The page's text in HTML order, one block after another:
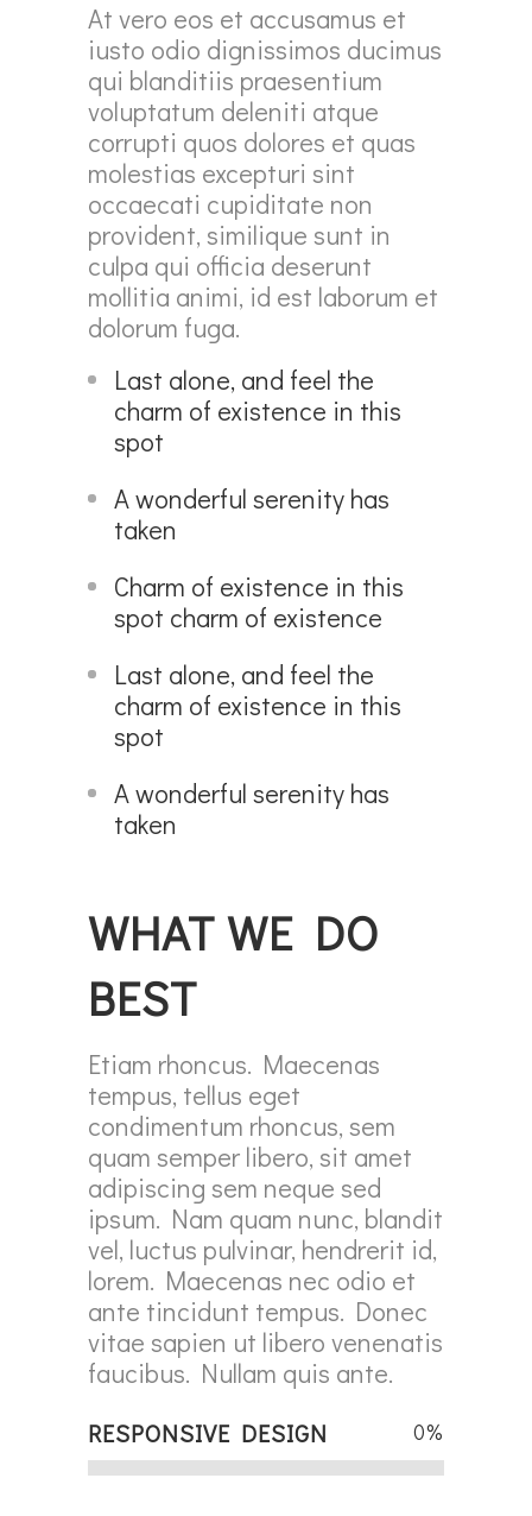
At vero eos et accusamus et
iusto odio dignissimos ducimus
qui blanditiis praesentium
voluptatum deleniti atque
corrupti quos dolores et quas
molestias excepturi sint
occaecati cupiditate non
provident, similique sunt in
culpa qui officia deserunt
mollitia animi, id est laborum et
dolorum fuga.
Last alone, and feel the
charm of existence in this
spot
A wonderful serenity has
taken
Charm of existence in this
spot charm of existence
Last alone, and feel the
charm of existence in this
spot
A wonderful serenity has
taken
WHAT WE DO
BEST
Etiam rhoncus. Maecenas
tempus, tellus eget
condimentum rhoncus, sem
quam semper libero, sit amet
adipiscing sem neque sed
ipsum. Nam quam nunc, blandit
vel, luctus pulvinar, hendrerit id,
lorem. Maecenas nec odio et
ante tincidunt tempus. Donec
vitae sapien ut libero venenatis
faucibus. Nullam quis ante.
RESPONSIVE DESIGN 0%